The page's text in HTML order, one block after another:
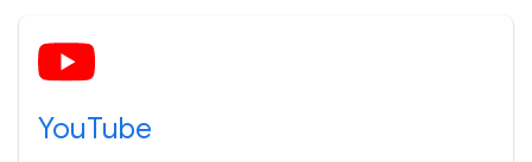
YouTube